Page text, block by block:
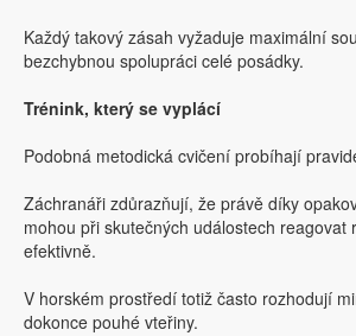
Každý takový zásah vyžaduje maximální
bezchybnou spolupráci celé posádky.
Trénink, který se vyplácí
Podobná metodická cvičení probíhají
Záchranáři zdůrazňují, že právě díky
mohou při skutečných událostech reagovat
efektivně.
V horském prostředí totiž často rozhodují
dokonce pouhé vteřiny.